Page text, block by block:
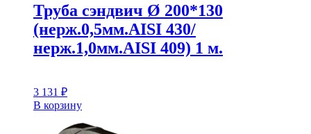
Труба сэндвич Ø 200*130
(нерж.0,5мм.AISI 430/
нерж.1,0мм.AISI 409) 1 м.
3 131 ₽
В корзину